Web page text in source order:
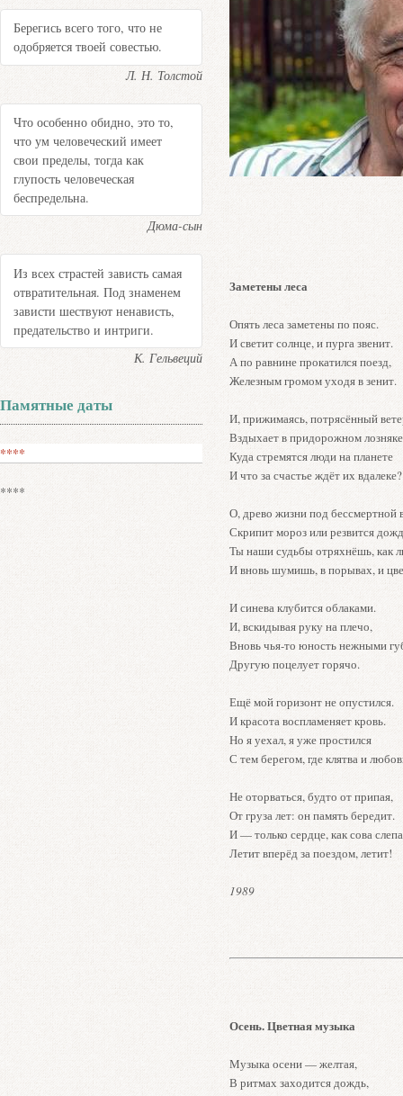
Заметены леса
Опять леса заметены по пояс.
И светит солнце, и пурга звенит.
А по равнине прокатился поезд,
Железным громом уходя в зенит.
И, прижимаясь, потрясённый
Вздыхает в придорожном
Куда стремятся люди на планете
И что за счастье ждёт их вдалеке?
О, древо жизни под бессмертной
Скрипит мороз или резвится
Ты наши судьбы отряхнёшь, как
И вновь шумишь, в порывах, и
И синева клубится облаками.
И, вскидывая руку на плечо,
Вновь чья-то юность нежными
Другую поцелует горячо.
Ещё мой горизонт не опустился.
И красота воспламеняет кровь.
Но я уехал, я уже простился
С тем берегом, где клятва и
Не оторваться, будто от припая,
От груза лет: он память бередит.
И — только сердце, как сова
Летит вперёд за поездом, летит!
1989
Осень. Цветная музыка
Музыка осени — желтая,
В ритмах заходится дождь,
Берегись всего того, что не
одобряется твоей совестью.
Л. Н. Толстой
Что особенно обидно, это то,
что ум человеческий имеет
свои пределы, тогда как
глупость человеческая
беспредельна.
Дюма-сын
Из всех страстей зависть самая
отвратительная. Под знаменем
зависти шествуют ненависть,
предательство и интриги.
К. Гельвеций
Памятные даты
****
****